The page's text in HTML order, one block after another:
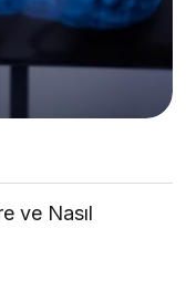
ve Nasıl